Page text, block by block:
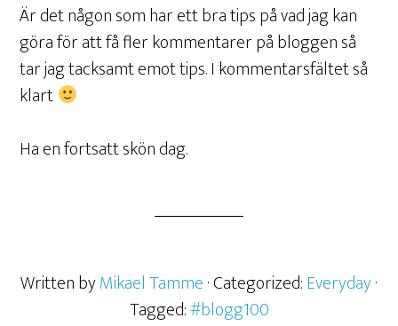
Är det någon som har ett bra tips på vad jag kan
göra för att få fler kommentarer på bloggen så
tar jag tacksamt emot tips. I kommentarsfältet så
klart
Ha en fortsatt skön dag.
Written byMikael Tamme· Categorized:Everyday·
Tagged:#blogg100